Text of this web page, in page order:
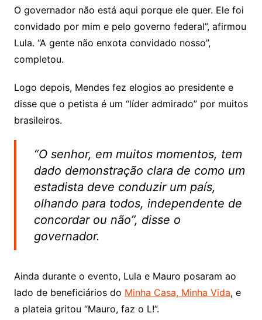
O governador não está aqui porque ele quer. Ele foi
convidado por mim e pelo governo federal”, afirmou
Lula. “A gente não enxota convidado nosso”,
completou.
Logo depois, Mendes fez elogios ao presidente e
disse que o petista é um “líder admirado” por muitos
brasileiros.
“O senhor, em muitos momentos, tem
dado demonstração clara de como um
estadista deve conduzir um país,
olhando para todos, independente de
concordar ou não”, disse o
governador.
Ainda durante o evento, Lula e Mauro posaram ao
lado de beneficiários do Minha Casa, Minha Vida, e
a plateia gritou “Mauro, faz o L!”.